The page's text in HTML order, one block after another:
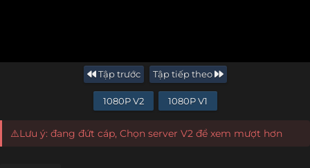
Tập trước Tập tiếp theo
1080P V2 1080P V1
⚠️Lưu ý: đang đứt cáp, Chọn server V2 để xem mượt hơn